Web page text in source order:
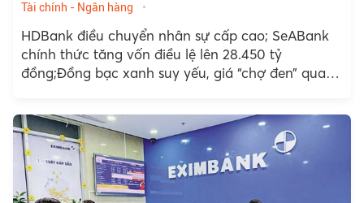
Tài chính - Ngân hàng
HDBank điều chuyển nhân sự cấp cao; SeABank
chính thức tăng vốn điều lệ lên 28.450 tỷ
đồng;Đồng bạc xanh suy yếu, giá “chợ đen” quay